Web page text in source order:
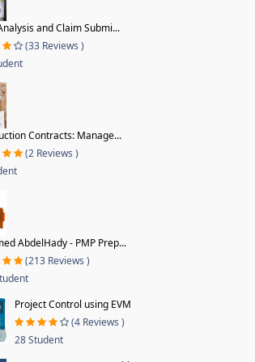
and Claim Submi...
(33 Reviews )
Contracts: Manage...
(2 Reviews )
AbdelHady - PMP Prep...
(213 Reviews )
Project Control using EVM
(4 Reviews )
28 Student